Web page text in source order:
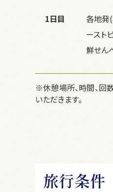
1日目
各地発
ースト
鮮せん
※休憩場所、時間、回
いただきます。
旅行条件